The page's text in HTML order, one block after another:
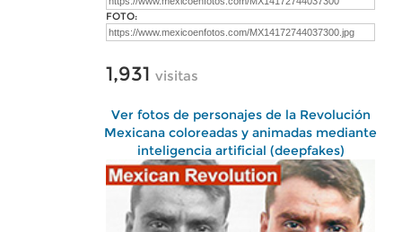
FOTO:
1,931 visitas
Ver fotos de personajes de la Revolución
Mexicana coloreadas y animadas mediante
inteligencia artificial (deepfakes)